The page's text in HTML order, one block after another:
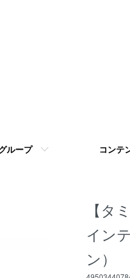
ループ コンテ
【タ
イン
ン）